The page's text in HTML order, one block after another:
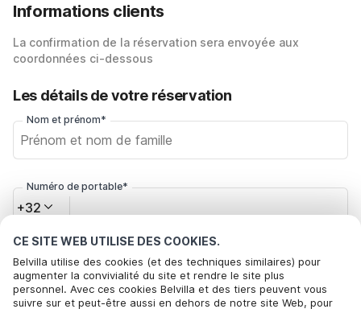
CE SITE WEB UTILISE DES COOKIES.
Belvilla utilise des cookies (et des techniques similaires) pour
augmenter la convivialité du site et rendre le site plus
personnel. Avec ces cookies Belvilla et des tiers peuvent vous
suivre sur et peut-être aussi en dehors de notre site Web, pour
Informations clients
La confirmation de la réservation sera envoyée aux
coordonnées ci-dessous
Les détails de votre réservation
Nom et prénom*
Numéro de portable*
+32